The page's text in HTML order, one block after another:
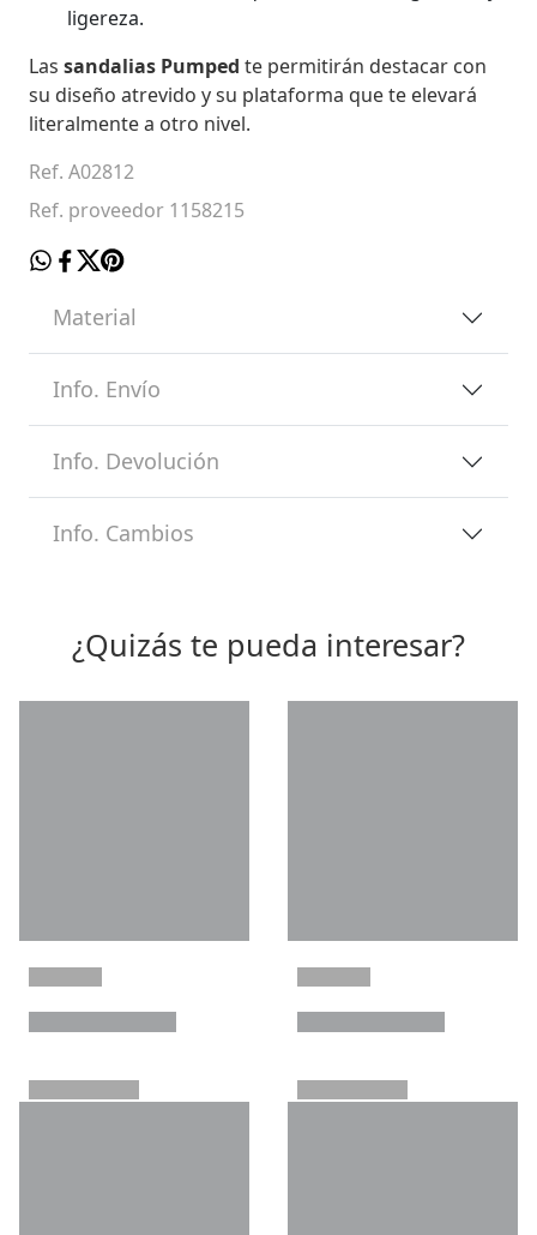
ligereza.
Las sandalias Pumped te permitirán destacar con
su diseño atrevido y su plataforma que te elevará
literalmente a otro nivel.
Ref. A02812
Ref. proveedor 1158215
Material
Info. Envío
Info. Devolución
Info. Cambios
¿Quizás te pueda interesar?